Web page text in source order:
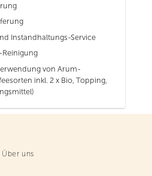
Instandhaltungs-Service
von Arum-
inkl. 2 x Bio, Topping,
Über uns